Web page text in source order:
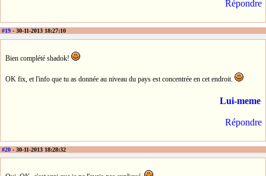
Répondre
#19 - 30-11-2013 18:27:10
Bien complété shadok!
OK fix, et l'info que tu as donnée au niveau du pays est concentrée en cet endroit.
Lui-meme
Répondre
#20 - 30-11-2013 18:28:32